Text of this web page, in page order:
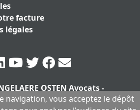
facture
légales
OSTEN Avocats -
capital de 10.000 euros|
navigation, vous acceptez le dépôt